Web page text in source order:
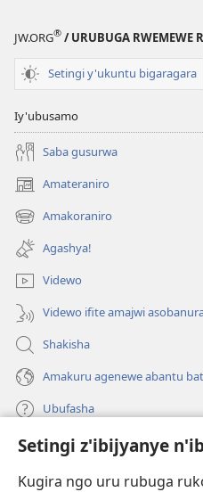
Setingi z'ibijyanye
Kugira ngo uru rubuga
JW.ORG® / URUBUGA RWEMEWE
Setingi y'ukuntu bigaragara
Iy'ubusamo
Saba gusurwa
Amateraniro
(ifungukire
ahandi)Amakoraniro
(ifungukire
ahandi)Agashya!
Videwo
Videwo ifite amajwi
Shakisha
Amakuru agenewe abantu
Ubufasha
Gutanga impano
(ifungukire
ahandi)